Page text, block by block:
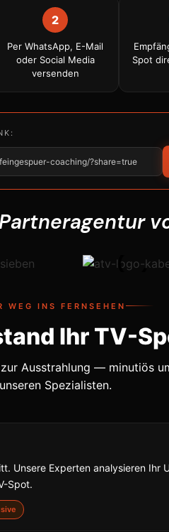
2
Per WhatsApp, E-Mail
oder Social Media
versenden
Spot
coaching/?share=true
WEG INS FERNSEHEN
Ihr TV-
Ausstrahlung — minutiös
unseren Spezialisten.
Unsere Experten analysieren Ihr
Spot.